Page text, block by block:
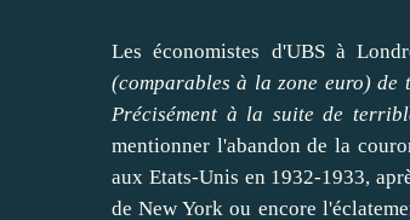
Les économistes d'UBS à
(comparables à la zone euro) de
Précisément à la suite de
mentionner l'abandon de la
aux Etats-Unis en 1932-1933,
de New York ou encore